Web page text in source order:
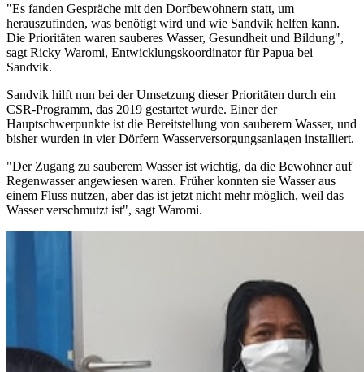
"Es fanden Gespräche mit den Dorfbewohnern statt, um
herauszufinden, was benötigt wird und wie Sandvik helfen kann.
Die Prioritäten waren sauberes Wasser, Gesundheit und Bildung",
sagt Ricky Waromi, Entwicklungskoordinator für Papua bei
Sandvik.
Sandvik hilft nun bei der Umsetzung dieser Prioritäten durch ein
CSR-Programm, das 2019 gestartet wurde. Einer der
Hauptschwerpunkte ist die Bereitstellung von sauberem Wasser, und
bisher wurden in vier Dörfern Wasserversorgungsanlagen installiert.
"Der Zugang zu sauberem Wasser ist wichtig, da die Bewohner auf
Regenwasser angewiesen waren. Früher konnten sie Wasser aus
einem Fluss nutzen, aber das ist jetzt nicht mehr möglich, weil das
Wasser verschmutzt ist", sagt Waromi.